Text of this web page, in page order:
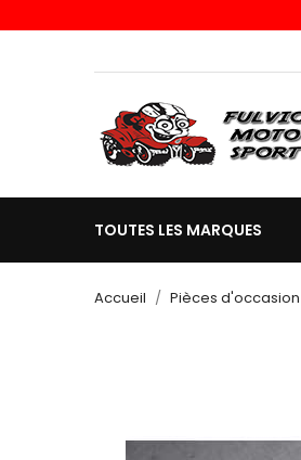
TOUTES LES MARQUES
Accueil Pièces d'occasion